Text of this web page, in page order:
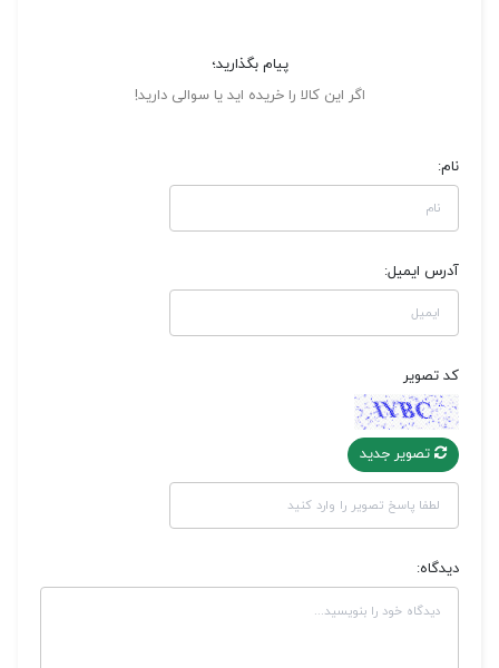
پیام بگذارید؛
اگر این کالا را خریده اید یا سوالی دارید!
نام:
آدرس ایمیل:
کد تصویر
تصویر جدید
دیدگاه: